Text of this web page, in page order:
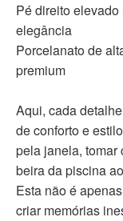
Pé direito
elegância
Porcelanato de
premium
Aqui, cada
de conforto e
pela janela, tomar
beira da piscina
Esta não é
criar memórias